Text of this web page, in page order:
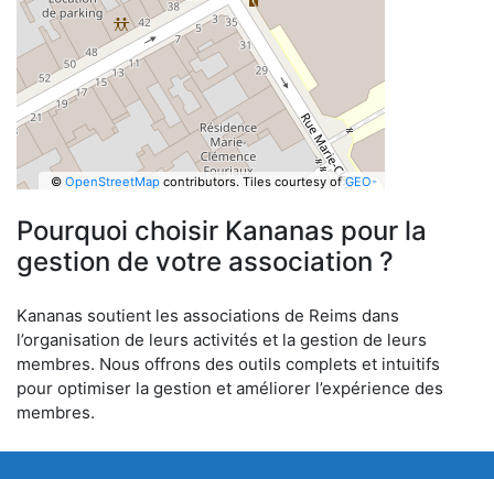
© OpenStreetMapcontributors. Tiles courtesy ofGEO-
Pourquoi choisir Kananas pour la
gestion de votre association ?
Kananas soutient les associations de Reims dans
l’organisation de leurs activités et la gestion de leurs
membres. Nous offrons des outils complets et intuitifs
pour optimiser la gestion et améliorer l’expérience des
membres.